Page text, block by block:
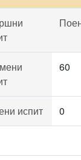
60
испит 0